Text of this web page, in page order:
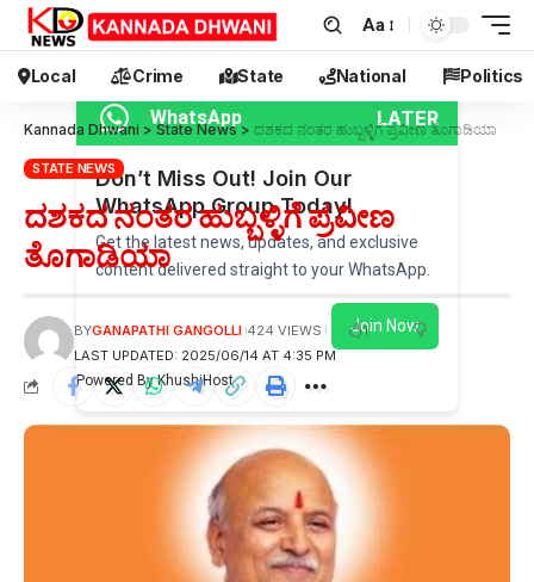
Aa
Local Crime State National Politics
Kannada Dhwani >State News> ದಶಕದ ನಂತರ ಹುಬ್ಬಳ್ಳಿಗೆ ಪ್ರವೀಣ ತೊಗಾಡಿಯಾ
STATE NEWS
ದಶಕದ ನಂತರ ಹುಬ್ಬಳ್ಳಿಗೆ ಪ್ರವೀಣ
ತೊಗಾಡಿಯಾ
LAST UPDATED: 2025/06/14 AT 4:35 PM
BYGANAPATHI GANGOLLI 424 VIEWS 1
WhatsApp LATER
Don’t Miss Out! Join Our
WhatsApp Group Today!
Get the latest news, updates, and exclusive
content delivered straight to your WhatsApp.
Join Now
Powered By KhushiHost